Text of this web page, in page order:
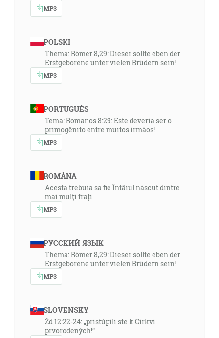
MP3
POLSKI
Thema: Römer 8,29: Dieser sollte eben der
Erstgeborene unter vielen Brüdern sein!
MP3
PORTUGUÊS
Tema: Romanos 8:29: Este deveria ser o
primogênito entre muitos irmãos!
MP3
ROMÂNA
Acesta trebuia sa fie Întâiul născut dintre
mai mulți frați
MP3
РУССКИЙ ЯЗЫК
Thema: Römer 8,29: Dieser sollte eben der
Erstgeborene unter vielen Brüdern sein!
MP3
SLOVENSKY
Žd 12:22-24: „pristúpili ste k Cirkvi
prvorodených!“